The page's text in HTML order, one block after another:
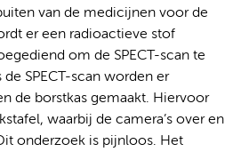
van de medicijnen voor de
er een radioactieve stof
om de SPECT-scan te
SPECT-scan worden er
de borstkas gemaakt. Hiervoor
waarbij de camera’s over en
onderzoek is pijnloos. Het